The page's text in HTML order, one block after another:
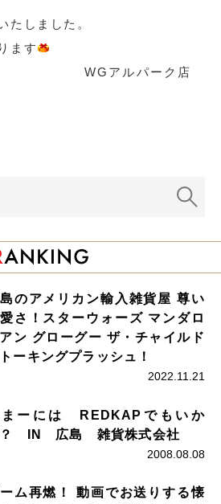
たしました。
ます
パーク店
のアメリカン輸入雑貨屋 尊い
さ！スターウォーズ マンダロ
ン グローグー ザ・チャイルド
ーキングプラッシュ！
2022.11.21
まーには REDKAPでもいか
IN 広島 雑貨株式会社
2008.08.08
ム再燃！ 動画でお送りする懐